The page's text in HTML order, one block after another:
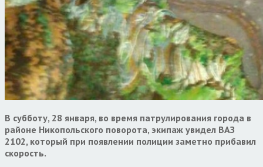
В субботу, 28 января, во время патрулирования города в
районе Никопольского поворота, экипаж увидел ВАЗ
2102, который при появлении полиции заметно прибавил
скорость.